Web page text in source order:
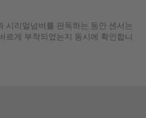
시리얼넘버를 판독하는 동안 센서는
르게 부착되었는지 동시에 확인합니